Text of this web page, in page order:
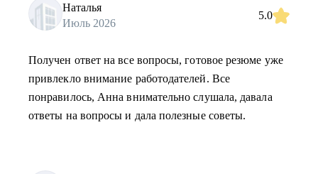
Наталья
Июль 2026
5.0
Получен ответ на все вопросы, готовое резюме уже
привлекло внимание работодателей. Все
понравилось, Анна внимательно слушала, давала
ответы на вопросы и дала полезные советы.